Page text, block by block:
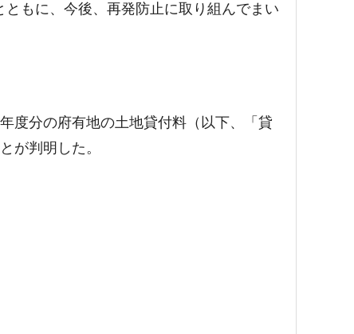
もに、今後、再発防止に取り組んでまい
度分の府有地の土地貸付料（以下、「貸
が判明した。